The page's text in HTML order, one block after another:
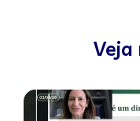
Veja